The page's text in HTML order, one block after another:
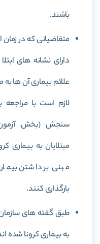
باشند.
متقاضیانی که در زمان
علائم بیماری آن ها
لازم است با مراجعه
سنجش (بخش آزمون
مبتلایان به بیماری
مبنی بر داشتن
بارگذاری کنند.
طبق گفته های
به بیماری کرونا شده